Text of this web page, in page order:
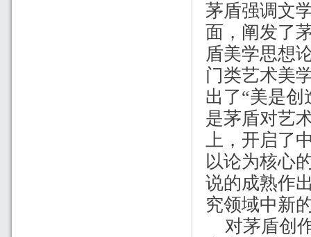
茅盾强调文
面，阐发了
盾美学思想
门类艺术美
出了“美是创
是茅盾对艺
上，开启了
以论为核心
说的成熟作
究领域中新
对茅盾创